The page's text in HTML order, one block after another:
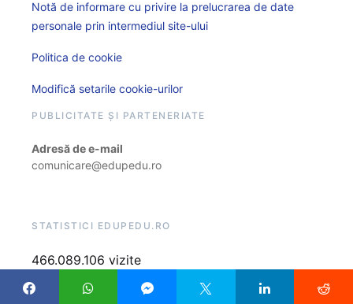
Notă de informare cu privire la prelucrarea de date
personale prin intermediul site-ului
Politica de cookie
Modifică setarile cookie-urilor
PUBLICITATE ȘI PARTENERIATE
Adresă de e-mail
comunicare@edupedu.ro
STATISTICI EDUPEDU.RO
466.089.106 vizite